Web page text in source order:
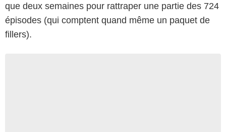
que deux semaines pour rattraper une partie des 724
épisodes (qui comptent quand même un paquet de
fillers).